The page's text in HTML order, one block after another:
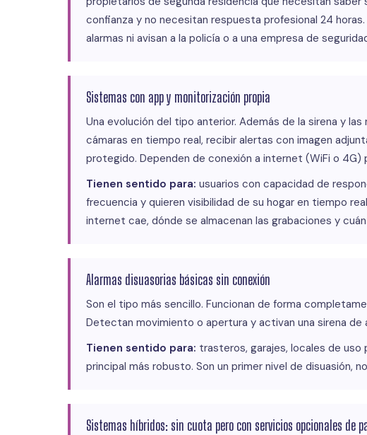
confianza y no necesitan respuesta profesional 24
alarmas ni avisan a la policía o a una empresa de
Sistemas con app y monitorización propia
Una evolución del tipo anterior. Además de la sirena y
cámaras en tiempo real, recibir alertas con imagen
protegido. Dependen de conexión a internet (WiFi o
Tienen sentido para: usuarios con capacidad de
frecuencia y quieren visibilidad de su hogar en tiempo
internet cae, dónde se almacenan las grabaciones y
Alarmas disuasorias básicas sin conexión
Son el tipo más sencillo. Funcionan de forma
Detectan movimiento o apertura y activan una sirena de
Tienen sentido para: trasteros, garajes, locales de
principal más robusto. Son un primer nivel de disuasión,
Sistemas híbridos: sin cuota pero con servicios opcionales de